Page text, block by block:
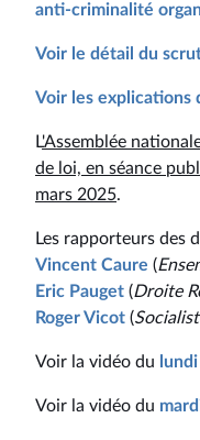
anti-criminalité
Voir le détail du
Voir les explications
L'Assemblée
de loi, en séance
mars 2025.
Les rapporteurs des
Vincent Caure (
Eric Pauget (Droite
Roger Vicot (
Voir la vidéo du
Voir la vidéo du